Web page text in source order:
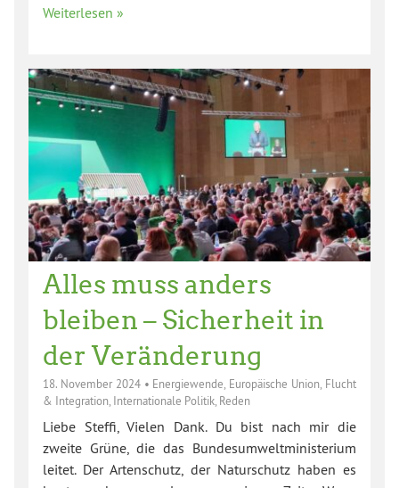
Weiterlesen »
Alles muss anders
bleiben – Sicherheit in
der Veränderung
18. November 2024• Energiewende, Europäische Union, Flucht
& Integration, Internationale Politik, Reden
Liebe Steffi, Vielen Dank. Du bist nach mir die
zweite Grüne, die das Bundesumweltministerium
leitet. Der Artenschutz, der Naturschutz haben es